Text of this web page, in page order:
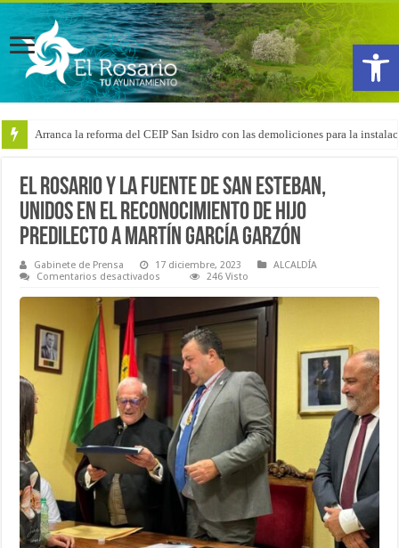
Abrir
Arranca la reforma del CEIP San Isidro con las demoliciones para la
El Rosario y La Fuente de San Esteban,
unidos en el reconocimiento de Hijo
Predilecto a Martín García Garzón
Gabinete de Prensa 17 diciembre, 2023
ALCALDÍA
Comentarios desactivados
Rosario
La
Fuente
San
Esteban,
unidos
reconocimiento
de
Hijo
Predilecto
a
Martín
García
Garzón
246 Visto